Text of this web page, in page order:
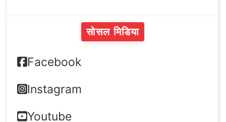
सोसल मिडिया
Facebook
Instagram
Youtube